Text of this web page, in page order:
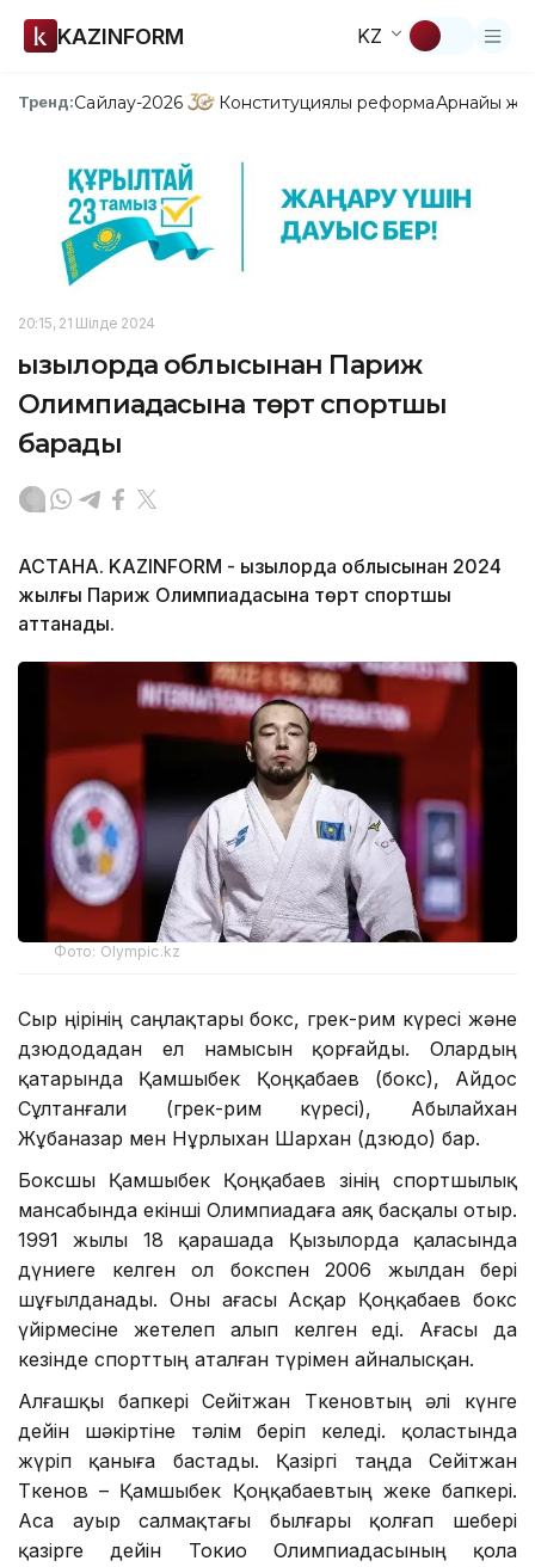
KAZINFORM KZ
Тренд:Сайлау-2026 Конституциялық реформаАрнайы
20:15, 21 Шілде 2024
Қызылорда облысынан Париж
Олимпиадасына төрт спортшы
барады
АСТАНА. KAZINFORM - Қызылорда облысынан 2024
жылғы Париж Олимпиадасына төрт спортшы
аттанады.
Фото: Olympic.kz
Сыр өңірінің саңлақтары бокс, грек-рим күресі және
дзюдодадан ел намысын қорғайды. Олардың
қатарында Қамшыбек Қоңқабаев (бокс), Айдос
Сұлтанғали (грек-рим күресі), Абылайхан
Жұбаназар мен Нұрлыхан Шархан (дзюдо) бар.
Боксшы Қамшыбек Қоңқабаев өзінің спортшылық
мансабында екінші Олимпиадаға аяқ басқалы отыр.
1991 жылы 18 қарашада Қызылорда қаласында
дүниеге келген ол бокспен 2006 жылдан бері
шұғылданады. Оны ағасы Асқар Қоңқабаев бокс
үйірмесіне жетелеп алып келген еді. Ағасы да
кезінде спорттың аталған түрімен айналысқан.
Алғашқы бапкері Сейітжан Төкеновтың әлі күнге
дейін шәкіртіне тәлім беріп келеді. қоластында
жүріп қаныға бастады. Қазіргі таңда Сейітжан
Төкенов – Қамшыбек Қоңқабаевтың жеке бапкері.
Аса ауыр салмақтағы былғары қолғап шебері
қазірге дейін Токио Олимпиадасының қола